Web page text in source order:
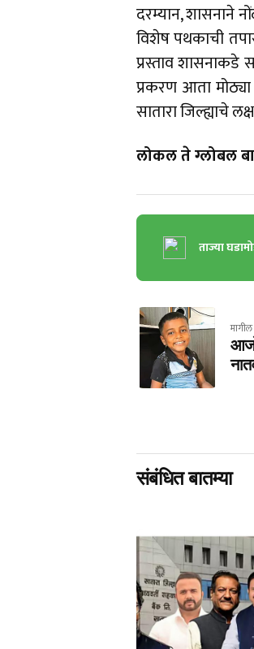
​दरम्यान, शासनाने
विशेष पथकाची
प्रस्ताव
प्रकरण आता
सातारा जिल्ह्याचे
लोकल ते ग्लोबल
ताज्या
संबंधित बातम्या